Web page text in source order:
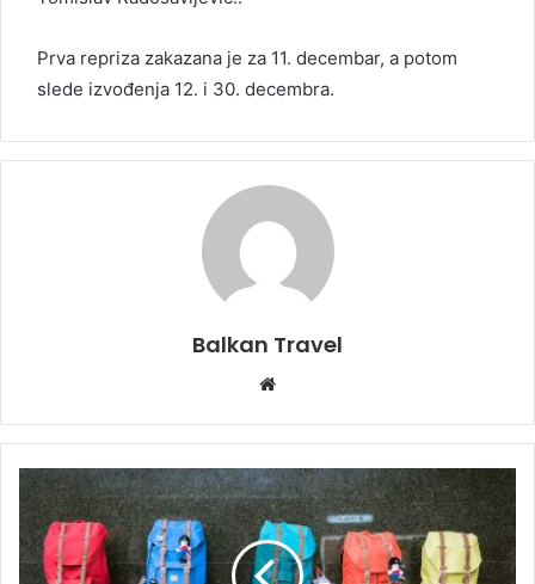
Prva repriza zakazana je za 11. decembar, a potom
slede izvođenja 12. i 30. decembra.
Balkan Travel
b
s
i
t
e